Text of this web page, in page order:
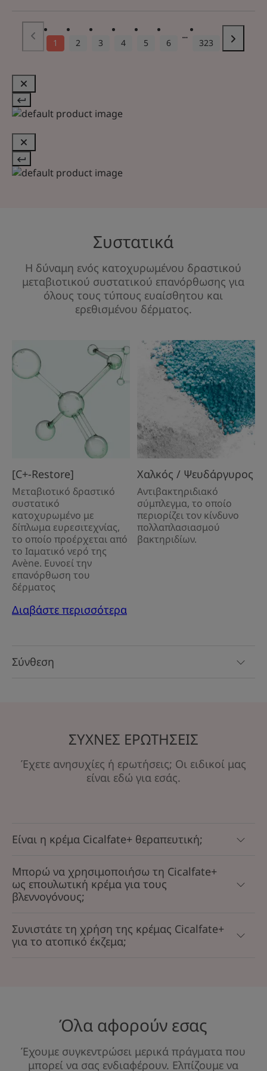
1 2 3 4 5 6 323
Συστατικά
Η δύναμη ενός κατοχυρωμένου δραστικού
μεταβιοτικού συστατικού επανόρθωσης για
όλους τους τύπους ευαίσθητου και
ερεθισμένου δέρματος.
Σύνθεση
[C+-Restore]
Μεταβιοτικό δραστικό
συστατικό
κατοχυρωμένο με
δίπλωμα ευρεσιτεχνίας,
το οποίο προέρχεται από
το Ιαματικό νερό της
Avène. Ευνοεί την
επανόρθωση του
δέρματος
Διαβάστε περισσότερα
Χαλκός / Ψευδάργυρος
Αντιβακτηριδιακό
σύμπλεγμα, το οποίο
περιορίζει τον κίνδυνο
πολλαπλασιασμού
βακτηριδίων.
ΣΥΧΝΕΣ ΕΡΩΤΗΣΕΙΣ
Έχετε ανησυχίες ή ερωτήσεις; Οι ειδικοί μας
είναι εδώ για εσάς.
Είναι η κρέμα Cicalfate+ θεραπευτική;
Μπορώ να χρησιμοποιήσω τη Cicalfate+
ως επουλωτική κρέμα για τους
βλεννογόνους;
Συνιστάτε τη χρήση της κρέμας Cicalfate+
για το ατοπικό έκζεμα;
Όλα αφορούν εσας
Έχουμε συγκεντρώσει μερικά πράγματα που
μπορεί να σας ενδιαφέρουν. Ελπίζουμε να